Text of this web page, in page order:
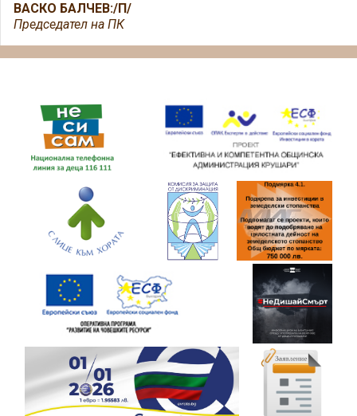
ВАСКО БАЛЧЕВ:/П/
Председател на ПК